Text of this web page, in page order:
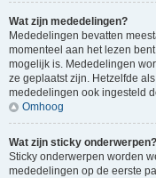
Wat zijn mededelingen?
Mededelingen bevatten
momenteel aan het lezen
mogelijk is. Mededelingen
ze geplaatst zijn. Hetzelfde
mededelingen ook ingesteld
Omhoog
Wat zijn sticky onderwerpen?
Sticky onderwerpen worden
mededelingen op de eerste